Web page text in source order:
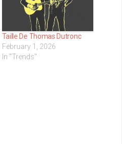
Taille De Thomas Dutronc
February 1, 2026
In "Trends"